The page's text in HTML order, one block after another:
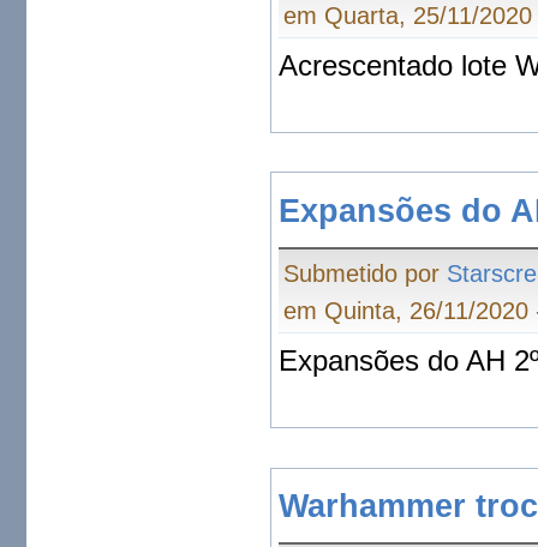
em Quarta, 25/11/
Acrescentado lote
Expansões do
Submetido por
em Quinta, 26/11/2020
Expansões do AH
Warhammer